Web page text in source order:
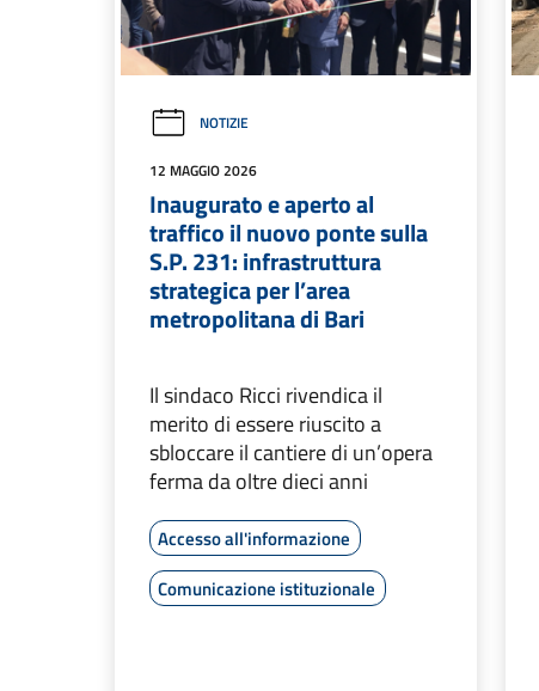
NOTIZIE
12 MAGGIO 2026
Inaugurato e aperto al
traffico il nuovo ponte sulla
S.P. 231: infrastruttura
strategica per l’area
metropolitana di Bari
Il sindaco Ricci rivendica il
merito di essere riuscito a
sbloccare il cantiere di un’opera
ferma da oltre dieci anni
Accesso all'informazione
Comunicazione istituzionale